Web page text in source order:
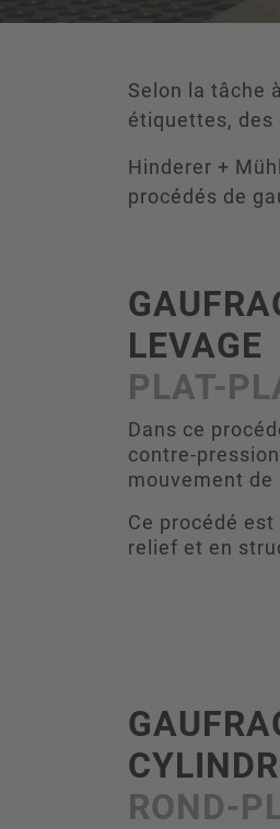
Selon la tâche
étiquettes,
Hinderer +
procédés de
LEVAGE
PLAT-
Dans ce
contre-
mouvement de
Ce procédé
relief et en
ROND-